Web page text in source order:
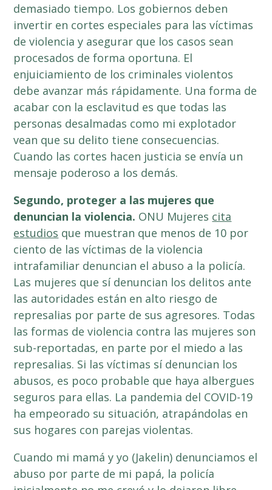
demasiado tiempo. Los gobiernos deben
invertir en cortes especiales para las víctimas
de violencia y asegurar que los casos sean
procesados de forma oportuna. El
enjuiciamiento de los criminales violentos
debe avanzar más rápidamente. Una forma de
acabar con la esclavitud es que todas las
personas desalmadas como mi explotador
vean que su delito tiene consecuencias.
Cuando las cortes hacen justicia se envía un
mensaje poderoso a los demás.
Segundo, proteger a las mujeres que
denuncian la violencia. ONU Mujeres cita
estudios que muestran que menos de 10 por
ciento de las víctimas de la violencia
intrafamiliar denuncian el abuso a la policía.
Las mujeres que sí denuncian los delitos ante
las autoridades están en alto riesgo de
represalias por parte de sus agresores. Todas
las formas de violencia contra las mujeres son
sub-reportadas, en parte por el miedo a las
represalias. Si las víctimas sí denuncian los
abusos, es poco probable que haya albergues
seguros para ellas. La pandemia del COVID-19
ha empeorado su situación, atrapándolas en
sus hogares con parejas violentas.
Cuando mi mamá y yo (Jakelin) denunciamos el
abuso por parte de mi papá, la policía